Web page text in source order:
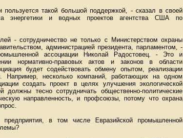
такой большой поддержкой, - сказал в своей
энергетики и водных проектов агентства США по
- сотрудничество не только с Министерством охраны
администрацией президента, парламентом, -
ассоциации Николай Радостовец. - Это и
нормативно-правовых актов и законов в области
будет содействовать обмену опытом, реализации
Например, несколько компаний, работающих на одном
создать проект в целях улучшения экологической
тесно сотрудничать общественно-политические
направленность, и профсоюзы, потому что охрана
в том числе Евразийской промышленной